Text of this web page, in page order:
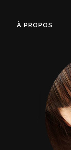
À PROPOS